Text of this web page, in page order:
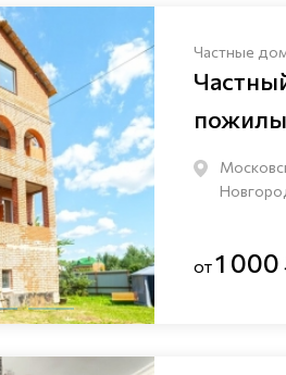
Частные
от1 000